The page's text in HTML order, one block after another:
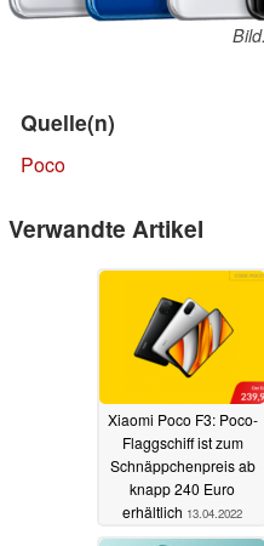
Quelle(n)
Poco
Verwandte Artikel
Xiaomi Poco F3: Poco-
Flaggschiff ist zum
Schnäppchenpreis ab
knapp 240 Euro
erhältlich 13.04.2022